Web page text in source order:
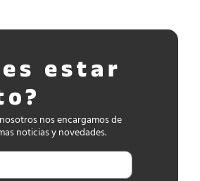
estar
nos encargamos de
noticias y novedades.